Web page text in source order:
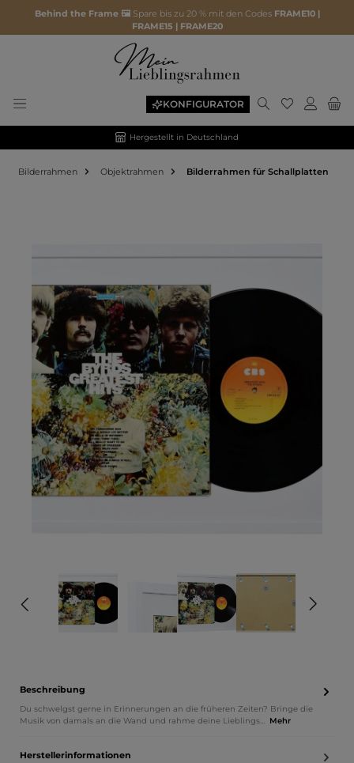
Behind the Frame 🖼️ Spare bis zu 20 % mit den Codes FRAME10 |
FRAME15 | FRAME20
KONFIGURATOR
Hergestellt in Deutschland
Bilderrahmen Objektrahmen Bilderrahmen für Schallplatten
Beschreibung
Du schwelgst gerne in Erinnerungen an die früheren Zeiten? Bringe die
Musik von damals an die Wand und rahme deine Lieblings… Mehr
Herstellerinformationen